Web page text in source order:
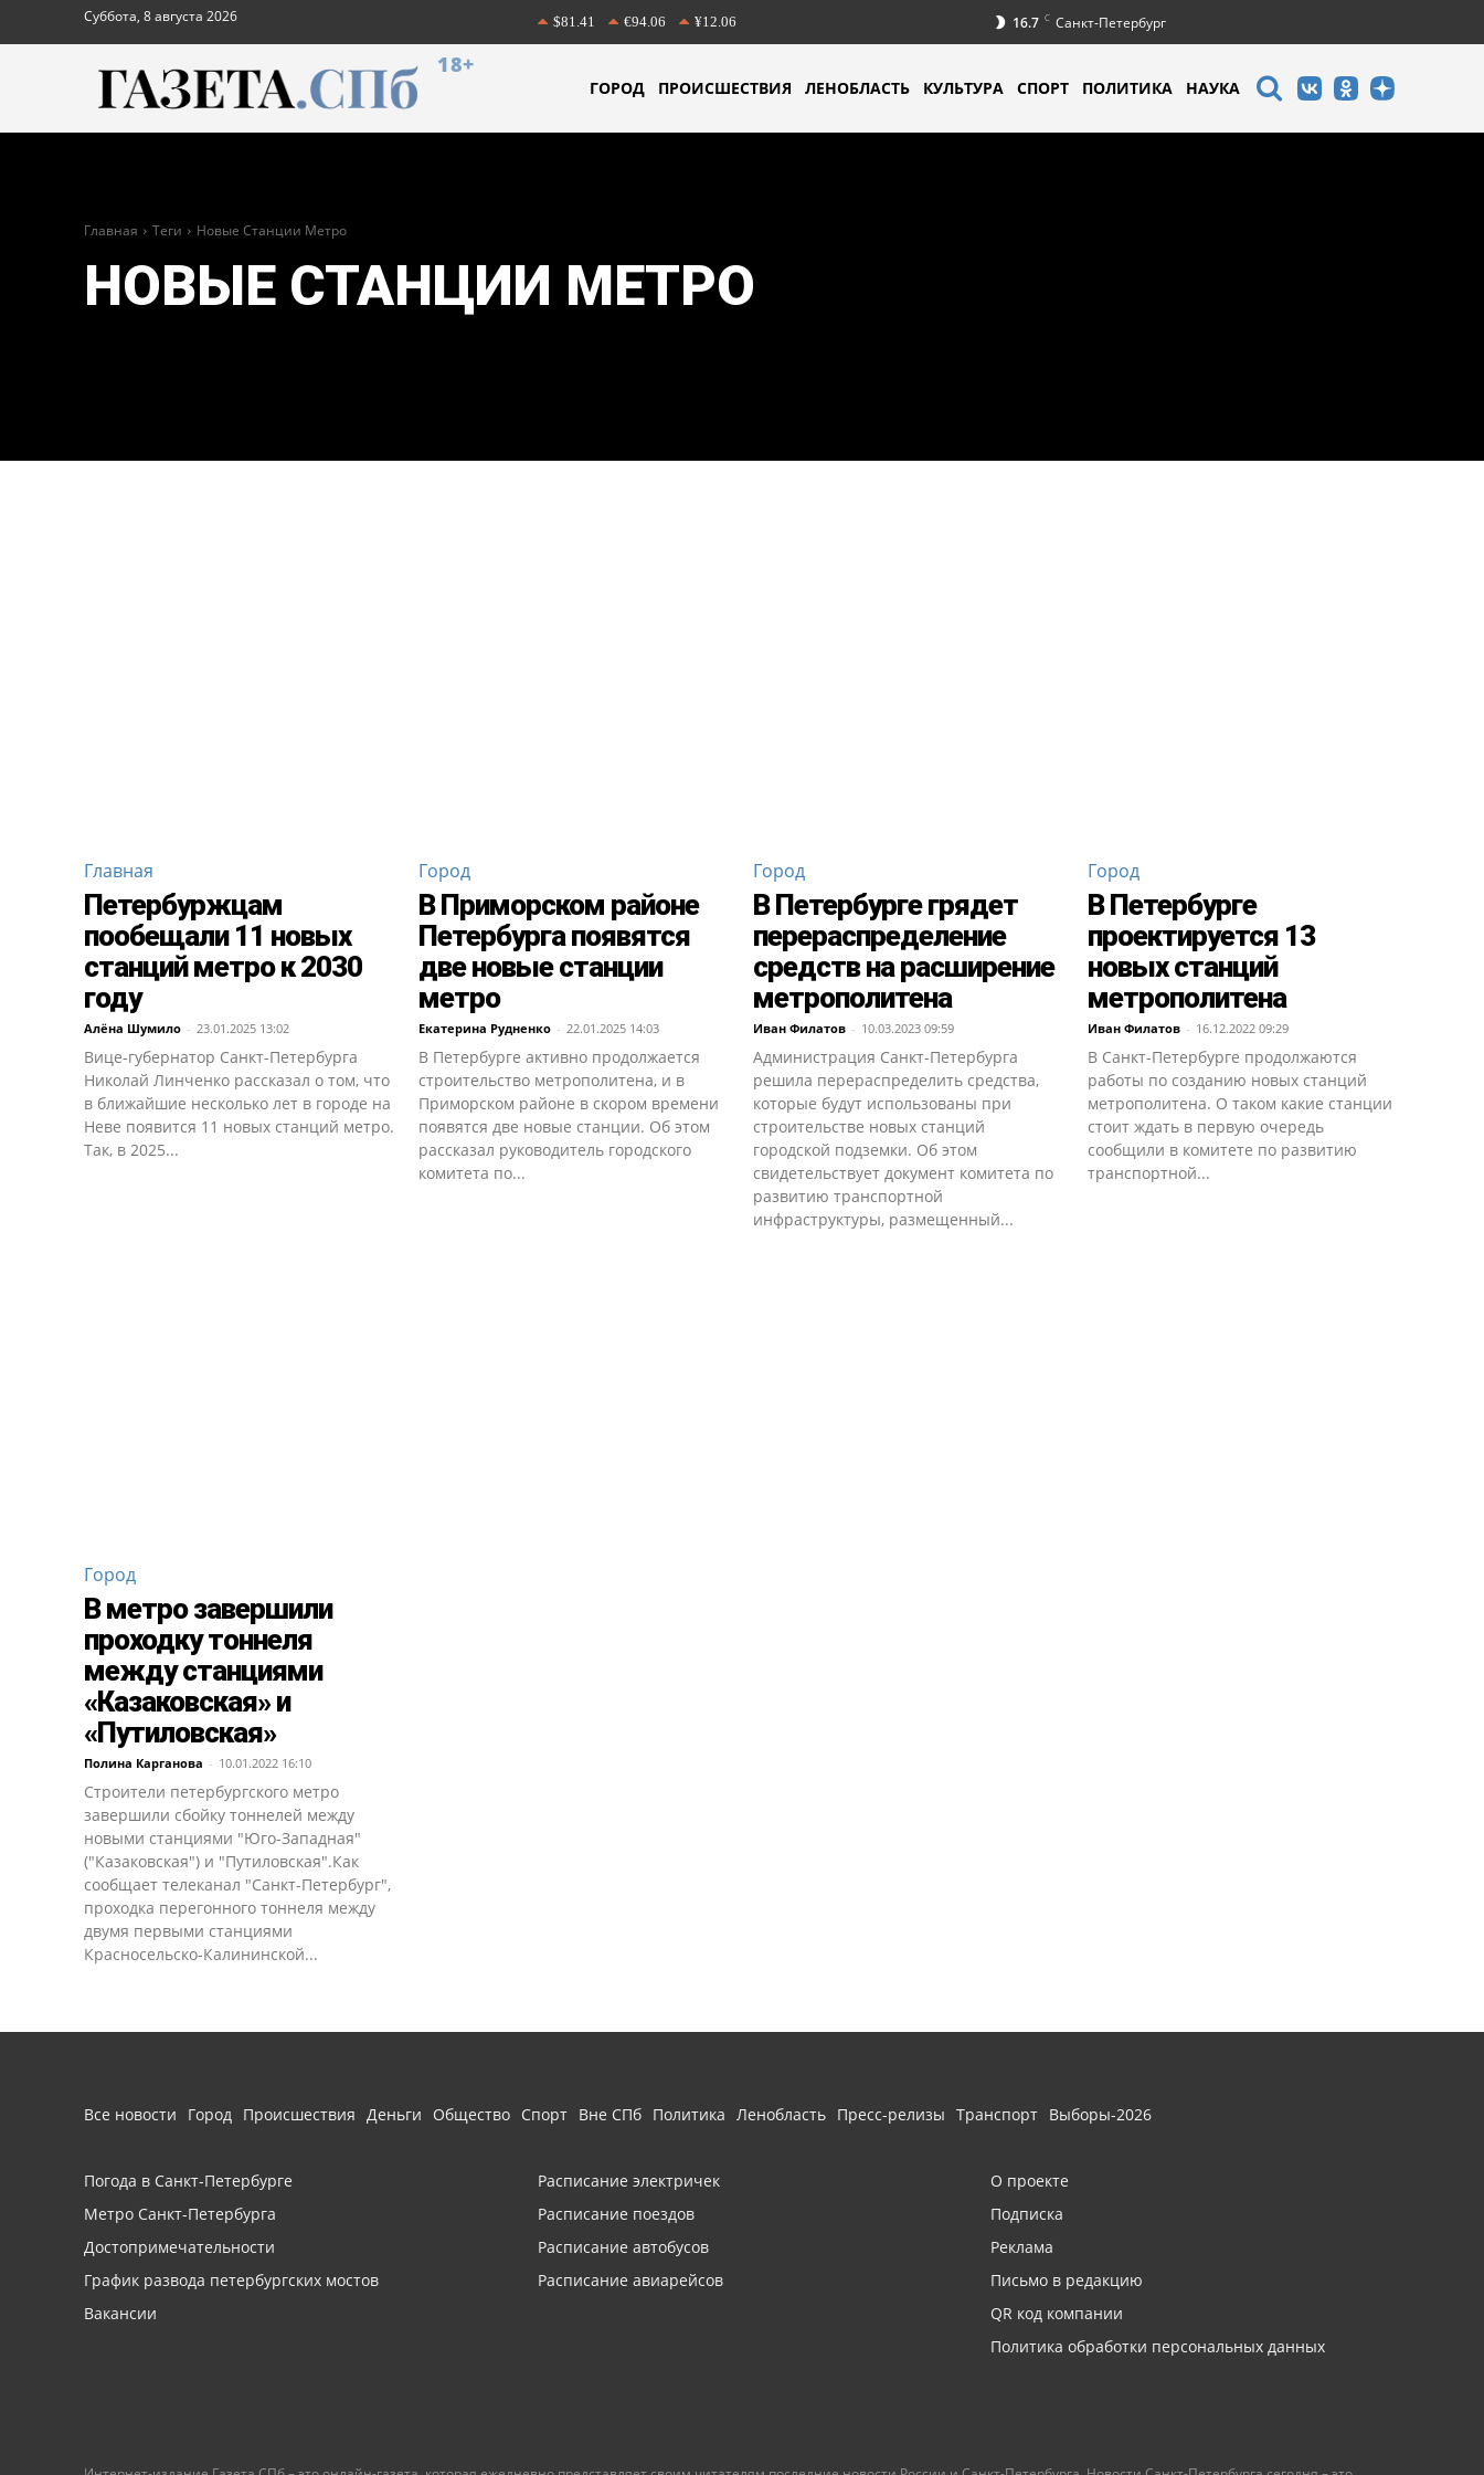
Суббота, 8 августа 2026 $81.41 €94.06 ¥12.06 16.7 C Санкт-Петербург
18+
ГОРОД ПРОИСШЕСТВИЯ ЛЕНОБЛАСТЬ КУЛЬТУРА СПОРТ ПОЛИТИКА НАУКА
Главная Теги Новые Станции Метро
НОВЫЕ СТАНЦИИ МЕТРО
Главная
Петербуржцам
пообещали 11 новых
станций метро к 2030
году
Алёна Шумило - 23.01.2025 13:02
Вице-губернатор Санкт-Петербурга
Николай Линченко рассказал о том, что
в ближайшие несколько лет в городе на
Неве появится 11 новых станций метро.
Так, в 2025...
Город
В Приморском районе
Петербурга появятся
две новые станции
метро
Екатерина Рудненко - 22.01.2025 14:03
В Петербурге активно продолжается
строительство метрополитена, и в
Приморском районе в скором времени
появятся две новые станции. Об этом
рассказал руководитель городского
комитета по...
Город
В Петербурге грядет
перераспределение
средств на расширение
метрополитена
Иван Филатов - 10.03.2023 09:59
Администрация Санкт-Петербурга
решила перераспределить средства,
которые будут использованы при
строительстве новых станций
городской подземки. Об этом
свидетельствует документ комитета по
развитию транспортной
инфраструктуры, размещенный...
Город
В Петербурге
проектируется 13
новых станций
метрополитена
Иван Филатов - 16.12.2022 09:29
В Санкт-Петербурге продолжаются
работы по созданию новых станций
метрополитена. О таком какие станции
стоит ждать в первую очередь
сообщили в комитете по развитию
транспортной...
Город
В метро завершили
проходку тоннеля
между станциями
«Казаковская» и
«Путиловская»
Полина Карганова - 10.01.2022 16:10
Строители петербургского метро
завершили сбойку тоннелей между
новыми станциями "Юго-Западная"
("Казаковская") и "Путиловская".Как
сообщает телеканал "Санкт-Петербург",
проходка перегонного тоннеля между
двумя первыми станциями
Красносельско-Калининской...
Все новости Город Происшествия Деньги Общество Спорт Вне СПб Политика Ленобласть Пресс-релизы Транспорт Выборы-2026
Погода в Санкт-Петербурге
Метро Санкт-Петербурга
Достопримечательности
График развода петербургских мостов
Вакансии
Расписание электричек
Расписание поездов
Расписание автобусов
Расписание авиарейсов
О проекте
Подписка
Реклама
Письмо в редакцию
QR код компании
Политика обработки персональных данных